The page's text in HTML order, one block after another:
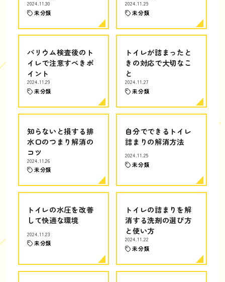
2024.11.30
未分類
2024.11.29
未分類
バリウム検査後のト
イレで注意すべきポ
イント
2024.11.29
未分類
トイレが詰まったと
きの対応で大切なこ
と
2024.11.27
未分類
知らないと損する排
水口のつまり解消の
コツ
2024.11.26
未分類
自分でできるトイレ
詰まりの解消方法
2024.11.25
未分類
トイレの水圧を改善
して快適な環境
2024.11.23
未分類
トイレの詰まりを解
消する洗剤の選び方
と使い方
2024.11.22
未分類